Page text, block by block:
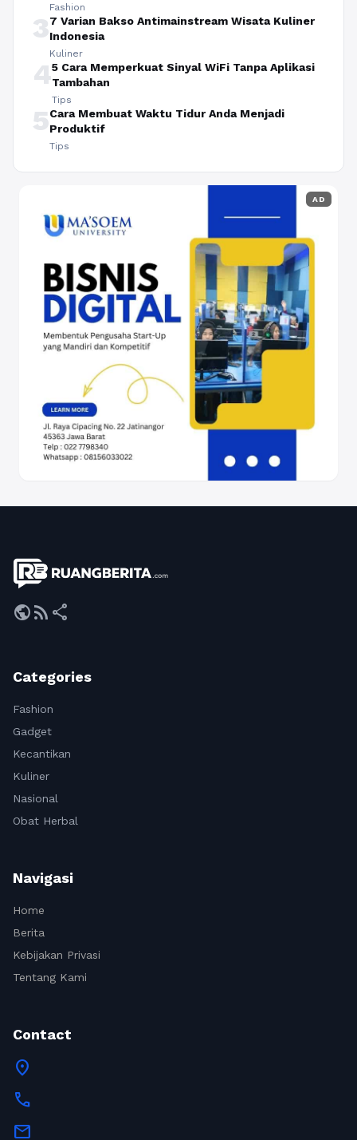
Fashion
37 Varian Bakso Antimainstream Wisata Kuliner
Indonesia
Kuliner
45 Cara Memperkuat Sinyal WiFi Tanpa Aplikasi
Tambahan
Tips
5Cara Membuat Waktu Tidur Anda Menjadi
Produktif
Tips
AD
publicrss_feed share
Categories
Fashion
Gadget
Kecantikan
Kuliner
Nasional
Obat Herbal
Navigasi
Home
Berita
Kebijakan Privasi
Tentang Kami
Contact
location_on
call
mail